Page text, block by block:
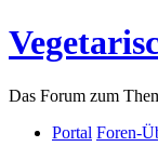
Das Forum zum
Portal Foren-